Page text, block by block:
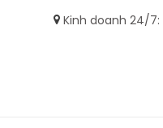
Kinh doanh 24/7: